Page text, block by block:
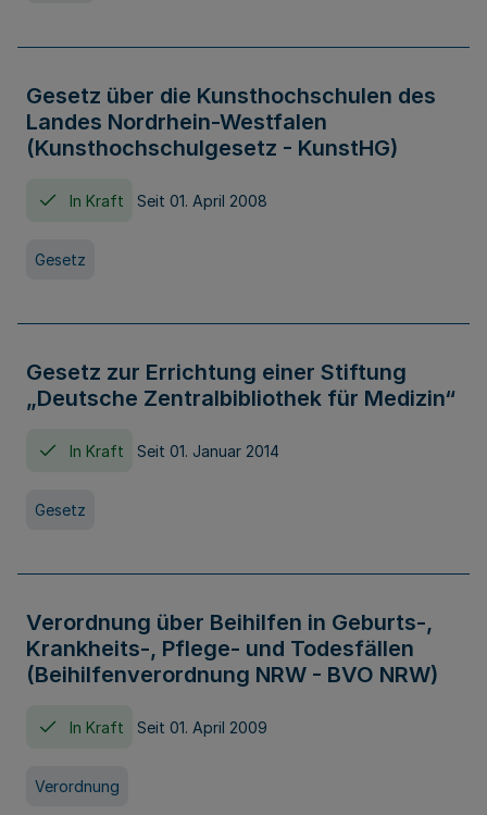
Gesetz über die Kunsthochschulen des
Landes Nordrhein-Westfalen
(Kunsthochschulgesetz - KunstHG)
In Kraft Seit 01. April 2008
Gesetz
Gesetz zur Errichtung einer Stiftung
„Deutsche Zentralbibliothek für Medizin“
In Kraft Seit 01. Januar 2014
Gesetz
Verordnung über Beihilfen in Geburts-,
Krankheits-, Pflege- und Todesfällen
(Beihilfenverordnung NRW - BVO NRW)
In Kraft Seit 01. April 2009
Verordnung